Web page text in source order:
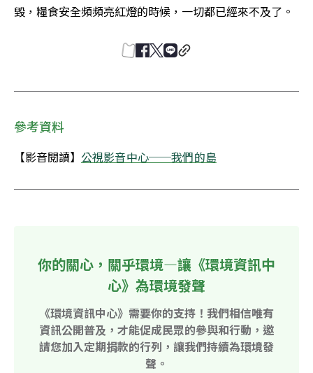
毀，糧食安全頻頻亮紅燈的時候，一切都已經來不及了。
參考資料
【影音閱讀】 公視影音中心──我們的島
你的關心，關乎環境—讓《環境資訊中
心》為環境發聲
《環境資訊中心》需要你的支持！我們相信唯有
資訊公開普及，才能促成民眾的參與和行動，邀
請您加入定期捐款的行列，讓我們持續為環境發
聲。